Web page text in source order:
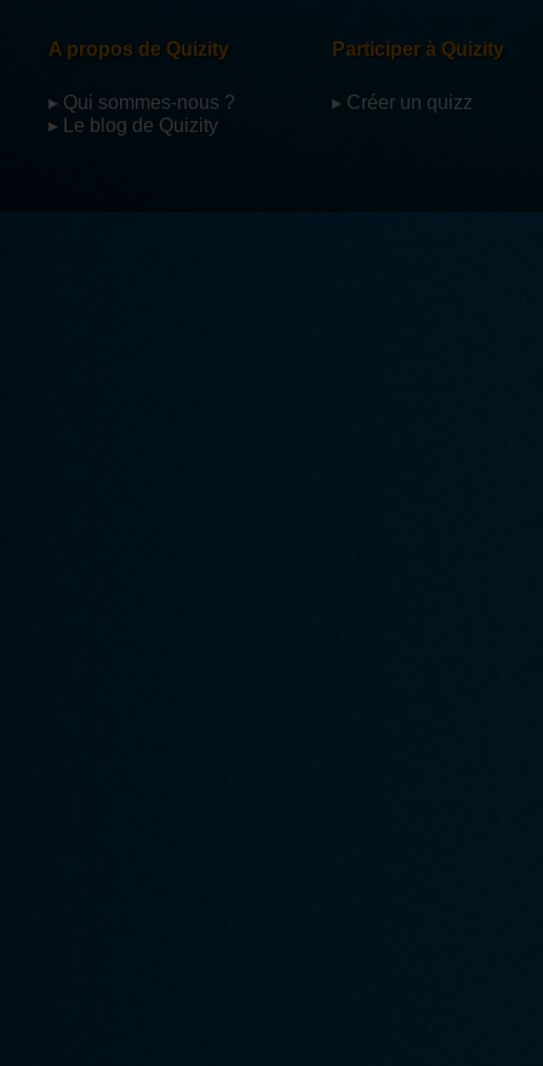
A propos de Quizity
▸ Qui sommes-nous ?
▸ Le blog de Quizity
Participer à Quizity
▸ Créer un quizz